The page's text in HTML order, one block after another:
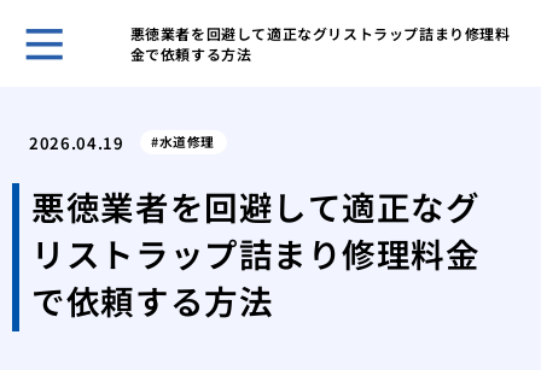
悪徳業者を回避して適正なグリストラップ詰まり修理料
金で依頼する方法
2026.04.19 水道修理
悪徳業者を回避して適正なグ
リストラップ詰まり修理料金
で依頼する方法